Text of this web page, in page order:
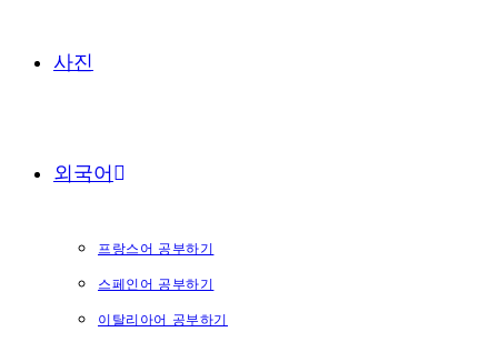
사진
외국어
프랑스어 공부하기
스페인어 공부하기
이탈리아어 공부하기